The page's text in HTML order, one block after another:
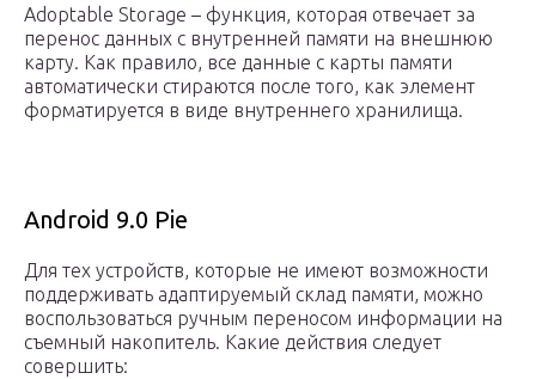
Adoptable Storage – функция, которая отвечает за
перенос данных с внутренней памяти на внешнюю
карту. Как правило, все данные с карты памяти
автоматически стираются после того, как элемент
форматируется в виде внутреннего хранилища.
Android 9.0 Pie
Для тех устройств, которые не имеют возможности
поддерживать адаптируемый склад памяти, можно
воспользоваться ручным переносом информации на
съемный накопитель. Какие действия следует
совершить: